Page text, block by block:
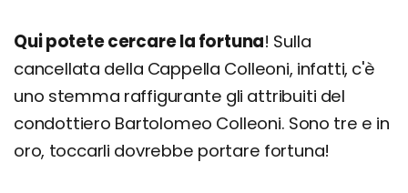
Qui potete cercare la fortuna! Sulla
cancellata della Cappella Colleoni, infatti, c'è
uno stemma raffigurante gli attribuiti del
condottiero Bartolomeo Colleoni. Sono tre e in
oro, toccarli dovrebbe portare fortuna!